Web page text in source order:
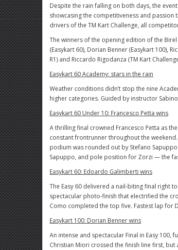
Despite the rain falling on both days, the
showcasing the competitiveness and passion
drivers of the TM Kart Challenge, all
The winners of the opening edition of the Birel
(Easykart 60), Dorian Benner (Easykart 100),
R1) and Riccardo Rigodanza (TM Kart
Easykart 60 Academy: stars in the rain
Weather conditions didn’t stop the nine
higher categories. Guided by instructor
Easykart 60 Under 10: Francesco Petta wins
A thrilling final crowned Francesco Petta as
constant frontrunner throughout the
podium was rounded out by Stefano
Sapuppo, and pole position for Zorzi — the
Easykart 60: Edoardo Galimberti wins
The Easy 60 delivered a nail-biting final right
spectacular photo-finish that electrified the
Como completed the top five. Fastest lap for
Easykart 100: Dorian Benner wins
An intense and spectacular Final in Easy 100,
Christian Miori crossed the finish line first,